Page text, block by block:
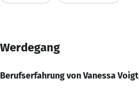
Werdegang
Berufserfahrung von Vanessa Voigt